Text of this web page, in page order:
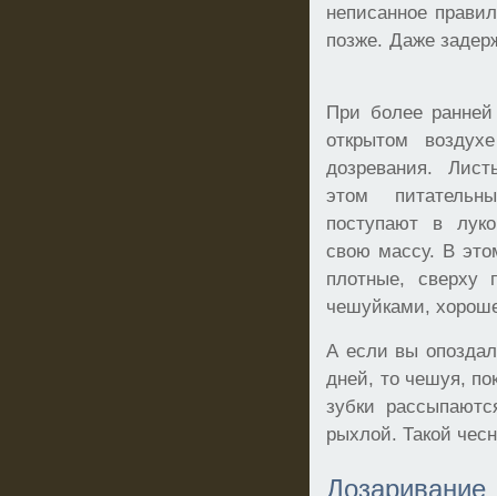
неписанное
позже. Даже
При более ранней
открытом
дозревания.
этом
поступают в
свою массу. В
плотные, сверху
чешуйками,
А если вы
дней, то чешуя,
зубки
рыхлой. Такой